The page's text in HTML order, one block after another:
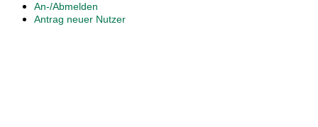
An-/Abmelden
Antrag neuer Nutzer